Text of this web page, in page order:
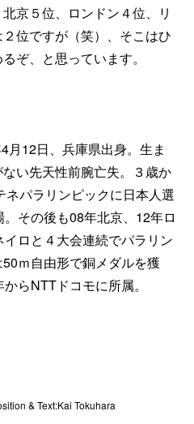
京５位、ロンドン４位、リ
位ですが（笑）、そこはひ
ぞ、と思っています。
12日、兵庫県出身。生ま
い先天性前腕亡失。３歳か
パラリンピックに日本人選
その後も08年北京、12年ロ
ロと４大会連続でパラリン
ｍ自由形で銅メダルを獲
らNTTドコモに所属。
& Text:Kai Tokuhara